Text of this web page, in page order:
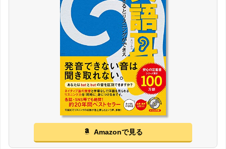
Amazonで見る